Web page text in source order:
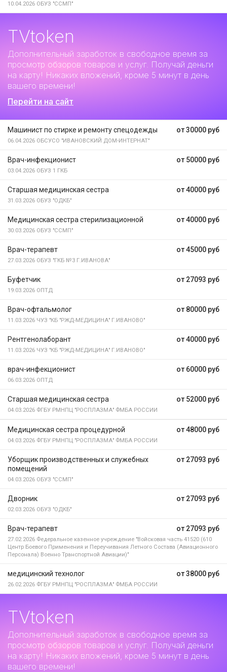
10.04.2026 ОБУЗ "ССМП"
TVtoken
Дополнительный заработок в свободное время за
просмотр обзоров товаров и услуг. Получай деньги
на карту! Никаких вложений, кроме 5 минут в день
вашего времени!
Перейти на сайт
от 30000 руб
Машинист по стирке и ремонту спецодежды
06.04.2026 ОБСУСО "ИВАНОВСКИЙ ДОМ-ИНТЕРНАТ"
от 50000 руб
Врач-инфекционист
03.04.2026 ОБУЗ 1 ГКБ
от 40000 руб
Старшая медицинская сестра
31.03.2026 ОБУЗ "ОДКБ"
от 40000 руб
Медицинская сестра стерилизационной
30.03.2026 ОБУЗ "ССМП"
от 45000 руб
Врач-терапевт
27.03.2026 ОБУЗ "ГКБ №3 Г.ИВАНОВА"
от 27093 руб
Буфетчик
19.03.2026 ОПТД
от 80000 руб
Врач-офтальмолог
11.03.2026 ЧУЗ "КБ "РЖД-МЕДИЦИНА" Г.ИВАНОВО"
от 40000 руб
Рентгенолаборант
11.03.2026 ЧУЗ "КБ "РЖД-МЕДИЦИНА" Г.ИВАНОВО"
от 60000 руб
врач-инфекционист
06.03.2026 ОПТД
от 52000 руб
Старшая медицинская сестра
04.03.2026 ФГБУ РМНПЦ "РОСПЛАЗМА" ФМБА РОССИИ
от 48000 руб
Медицинская сестра процедурной
04.03.2026 ФГБУ РМНПЦ "РОСПЛАЗМА" ФМБА РОССИИ
от 27093 руб
Уборщик производственных и служебных
помещений
04.03.2026 ОБУЗ "ССМП"
от 27093 руб
Дворник
02.03.2026 ОБУЗ "ОДКБ"
от 27093 руб
Врач-терапевт
27.02.2026 Федеральное казенное учреждение "Войсковая часть 41520 (610
Центр Боевого Применения и Переучивания Летного Состава (Авиационного
Персонала) Военно Транспортной Авиации)"
от 38000 руб
медицинский технолог
26.02.2026 ФГБУ РМНПЦ "РОСПЛАЗМА" ФМБА РОССИИ
TVtoken
Дополнительный заработок в свободное время за
просмотр обзоров товаров и услуг. Получай деньги
на карту! Никаких вложений, кроме 5 минут в день
вашего времени!